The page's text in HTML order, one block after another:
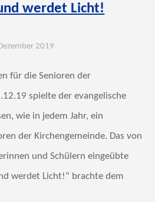
werdet Licht!
2019
für die Senioren der
spielte der evangelische
wie in jedem Jahr, ein
der Kirchengemeinde. Das von
und Schülern eingeübte
werdet Licht!“ brachte dem